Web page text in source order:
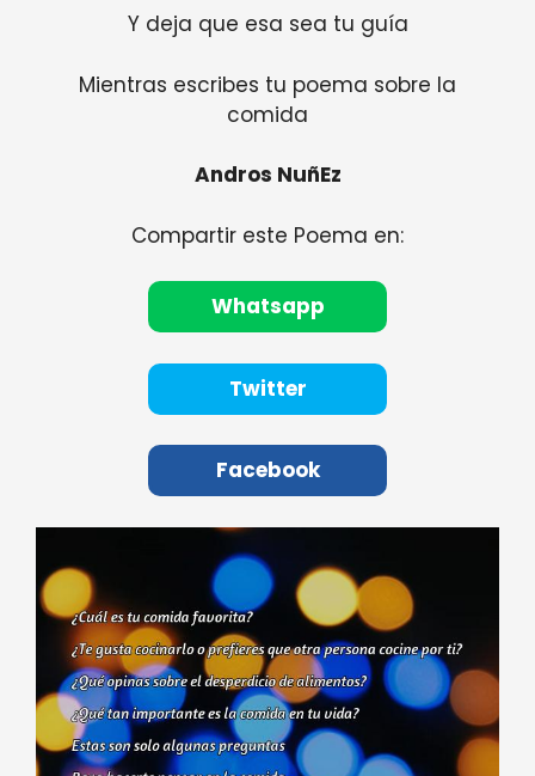
Y deja que esa sea tu guía
Mientras escribes tu poema sobre la
comida
Andros NuñEz
Compartir este Poema en:
Whatsapp
Twitter
Facebook